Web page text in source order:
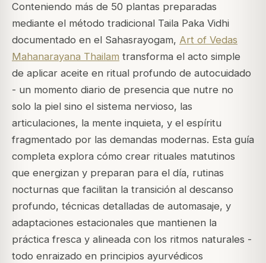
Conteniendo más de 50 plantas preparadas
mediante el método tradicional Taila Paka Vidhi
documentado en el Sahasrayogam, Art of Vedas
Mahanarayana Thailam transforma el acto simple
de aplicar aceite en ritual profundo de autocuidado
- un momento diario de presencia que nutre no
solo la piel sino el sistema nervioso, las
articulaciones, la mente inquieta, y el espíritu
fragmentado por las demandas modernas. Esta guía
completa explora cómo crear rituales matutinos
que energizan y preparan para el día, rutinas
nocturnas que facilitan la transición al descanso
profundo, técnicas detalladas de automasaje, y
adaptaciones estacionales que mantienen la
práctica fresca y alineada con los ritmos naturales -
todo enraizado en principios ayurvédicos